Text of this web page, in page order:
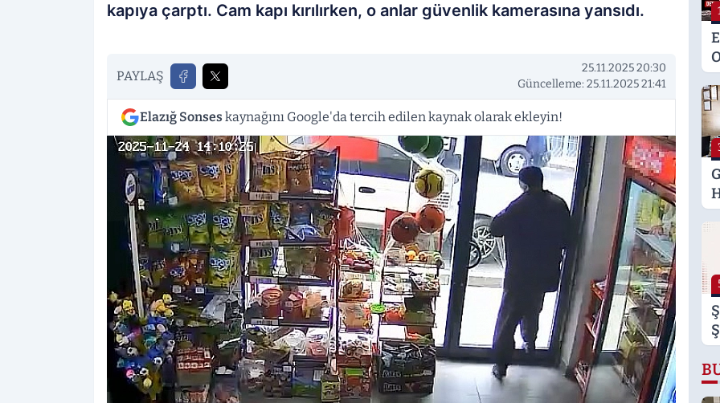
kapıya çarptı. Cam kapı kırılırken, o anlar güvenlik kamerasına yansıdı.
PAYLAŞ
25.11.2025 20:30
Güncelleme: 25.11.2025 21:41
Elazığ Sonses kaynağını Google'da tercih edilen kaynak olarak ekleyin!